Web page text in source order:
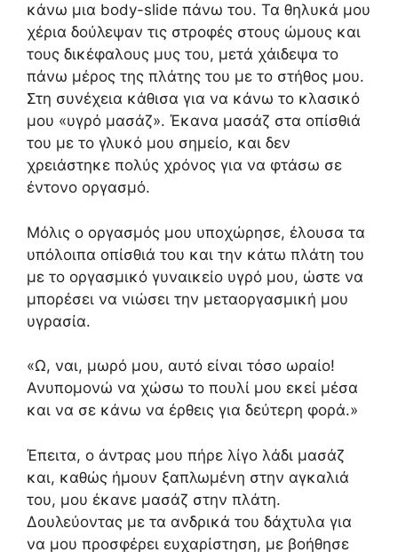
κάνω μια body-slide πάνω του. Τα θηλυκά μου
χέρια δούλεψαν τις στροφές στους ώμους και
τους δικέφαλους μυς του, μετά χάιδεψα το
πάνω μέρος της πλάτης του με το στήθος μου.
Στη συνέχεια κάθισα για να κάνω το κλασικό
μου «υγρό μασάζ». Έκανα μασάζ στα οπίσθιά
του με το γλυκό μου σημείο, και δεν
χρειάστηκε πολύς χρόνος για να φτάσω σε
έντονο οργασμό.
Μόλις ο οργασμός μου υποχώρησε, έλουσα τα
υπόλοιπα οπίσθιά του και την κάτω πλάτη του
με το οργασμικό γυναικείο υγρό μου, ώστε να
μπορέσει να νιώσει την μεταοργασμική μου
υγρασία.
«Ω, ναι, μωρό μου, αυτό είναι τόσο ωραίο!
Ανυπομονώ να χώσω το πουλί μου εκεί μέσα
και να σε κάνω να έρθεις για δεύτερη φορά.»
Έπειτα, ο άντρας μου πήρε λίγο λάδι μασάζ
και, καθώς ήμουν ξαπλωμένη στην αγκαλιά
του, μου έκανε μασάζ στην πλάτη.
Δουλεύοντας με τα ανδρικά του δάχτυλα για
να μου προσφέρει ευχαρίστηση, με βοήθησε